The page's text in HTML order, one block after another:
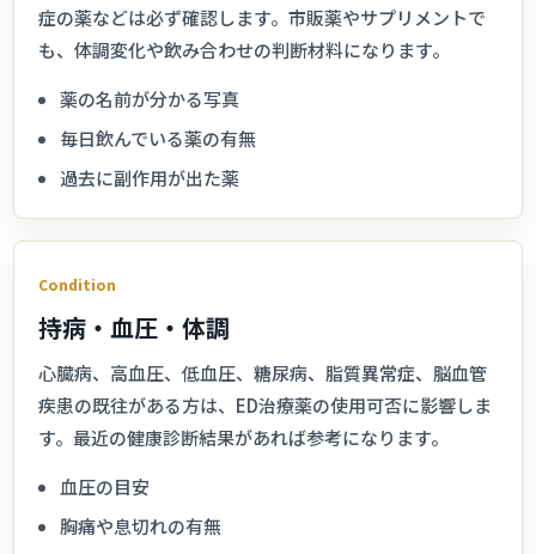
症の薬などは必ず確認します。市販薬やサプリメントで
も、体調変化や飲み合わせの判断材料になります。
薬の名前が分かる写真
毎日飲んでいる薬の有無
過去に副作用が出た薬
Condition
持病・血圧・体調
心臓病、高血圧、低血圧、糖尿病、脂質異常症、脳血管
疾患の既往がある方は、ED治療薬の使用可否に影響しま
す。最近の健康診断結果があれば参考になります。
血圧の目安
胸痛や息切れの有無